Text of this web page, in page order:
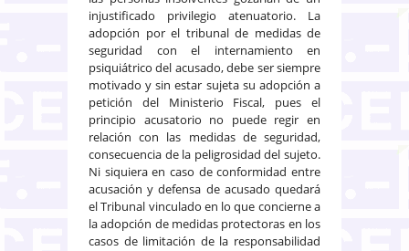
injustificado privilegio atenuatorio. La
adopción por el tribunal de medidas de
seguridad con el internamiento en
psiquiátrico del acusado, debe ser siempre
motivado y sin estar sujeta su adopción a
petición del Ministerio Fiscal, pues el
principio acusatorio no puede regir en
relación con las medidas de seguridad,
consecuencia de la peligrosidad del sujeto.
Ni siquiera en caso de conformidad entre
acusación y defensa de acusado quedará
el Tribunal vinculado en lo que concierne a
la adopción de medidas protectoras en los
casos de limitación de la responsabilidad